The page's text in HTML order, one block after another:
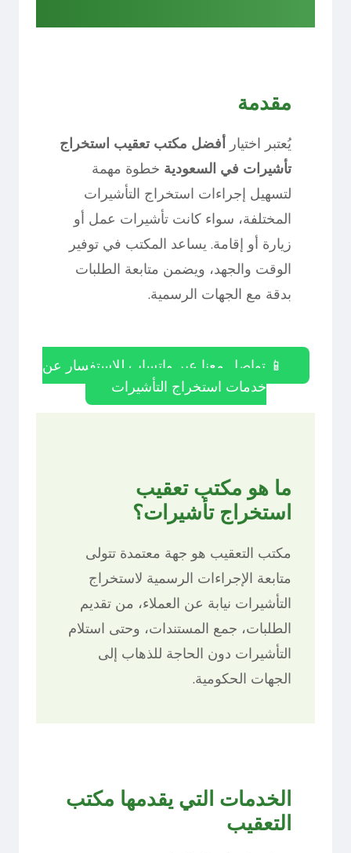
مقدمة
يُعتبر اختيار أفضل مكتب تعقيب استخراج
تأشيرات في السعودية خطوة مهمة
لتسهيل إجراءات استخراج التأشيرات
المختلفة، سواء كانت تأشيرات عمل أو
زيارة أو إقامة. يساعد المكتب في توفير
الوقت والجهد، ويضمن متابعة الطلبات
بدقة مع الجهات الرسمية.
📱 تواصل معنا عبر واتساب للاستفسار عن
خدمات استخراج التأشيرات
ما هو مكتب تعقيب
استخراج تأشيرات؟
مكتب التعقيب هو جهة معتمدة تتولى
متابعة الإجراءات الرسمية لاستخراج
التأشيرات نيابة عن العملاء، من تقديم
الطلبات، جمع المستندات، وحتى استلام
التأشيرات دون الحاجة للذهاب إلى
الجهات الحكومية.
الخدمات التي يقدمها مكتب
التعقيب